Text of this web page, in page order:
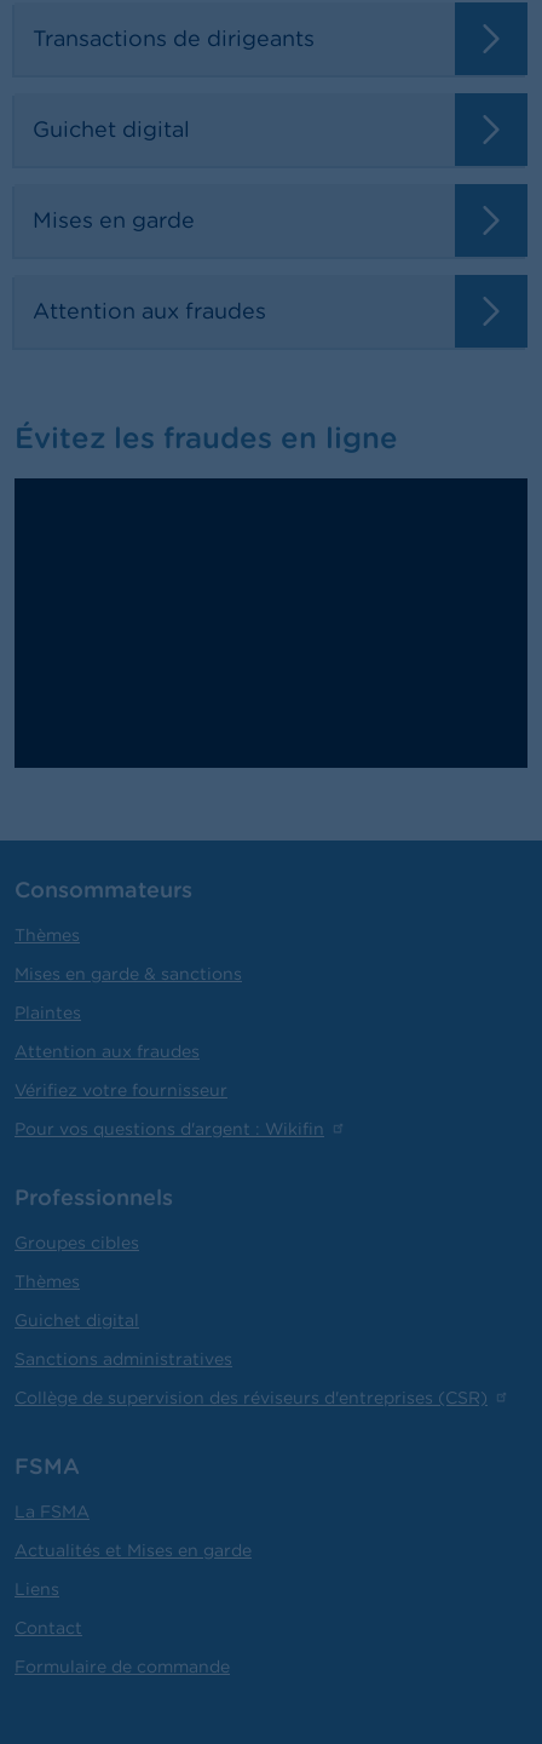
Transactions de dirigeants
Guichet digital
Mises en garde
Attention aux fraudes
Évitez les fraudes en ligne
Consommateurs
Thèmes
Mises en garde & sanctions
Plaintes
Attention aux fraudes
Vérifiez votre fournisseur
Pour vos questions d'argent : Wikifin
Professionnels
Groupes cibles
Thèmes
Guichet digital
Sanctions administratives
Collège de supervision des réviseurs d'entreprises (CSR)
FSMA
La FSMA
Actualités et Mises en garde
Liens
Contact
Formulaire de commande